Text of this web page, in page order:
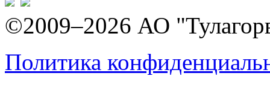
©2009–2026 АО
Политика